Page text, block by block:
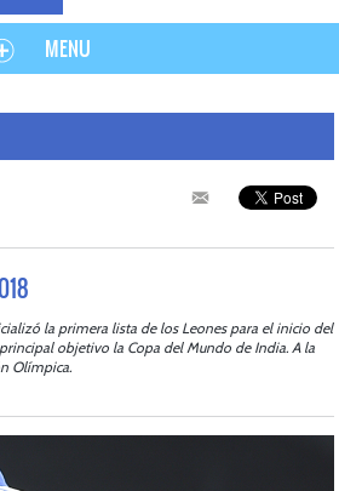
MENU
la primera lista de los Leones para el inicio del
objetivo la Copa del Mundo de India. A la
Olímpica.